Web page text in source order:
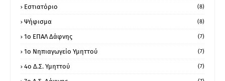
Εστιατόριο (8)
Ψήφισμα (8)
1ο ΕΠΑΛ Δάφνης (7)
1ο Νηπιαγωγείο Υμηττού (7)
4ο Δ.Σ. Υμηττού (7)